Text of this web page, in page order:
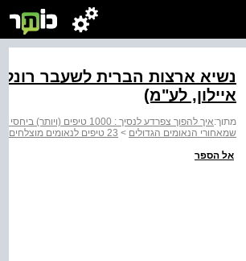
נשיא ארצות הברית לשעבר
איילון, לע"מ)
מתוך:איך להפוך צפרדע לנסיך : 1000 טיפים (ויותר) ביחסי ציבור
שמאחורי הנאומים הגדולים > 23 טיפים לנאומים מוצלחים
אל הספר